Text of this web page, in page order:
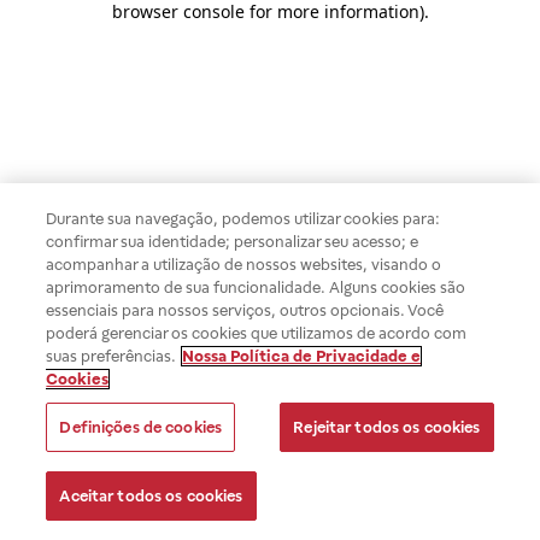
browser console for more information).
Durante sua navegação, podemos utilizar cookies para:
confirmar sua identidade; personalizar seu acesso; e
acompanhar a utilização de nossos websites, visando o
aprimoramento de sua funcionalidade. Alguns cookies são
essenciais para nossos serviços, outros opcionais. Você
poderá gerenciar os cookies que utilizamos de acordo com
suas preferências. Nossa Política de Privacidade e
Cookies
Definições de cookies Rejeitar todos os cookies
Aceitar todos os cookies